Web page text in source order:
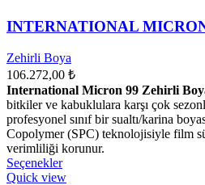
Seçenekler
ürün
seçilebilir
INTERNATIONAL
Zehirli Boya
106.272,00 ₺
International Micron 99 Zehirli
bitkiler ve kabuklulara karşı çok
profesyonel sınıf bir sualtı/karina
Copolymer (SPC) teknolojisiyle film
verimliliği korunur.
SeçeneklerBu
ürünün
Quick view